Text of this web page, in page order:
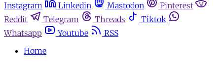
Instagram
Linkedin Mastodon
Pinterest
Reddit
Telegram Threads
Tiktok
Whatsapp
Youtube
RSS
Home